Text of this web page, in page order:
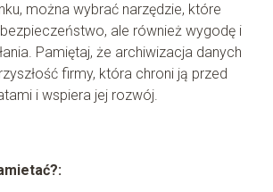
można wybrać narzędzie, które
ale również wygodę i
Pamiętaj, że archiwizacja danych
firmy, która chroni ją przed
i wspiera jej rozwój.